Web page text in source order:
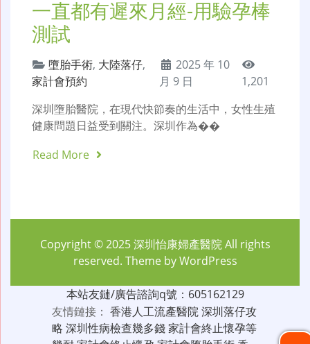
一直都有遲來月經-用驗孕棒
測試
墮胎手術, 大陸落仔,
家計會預約
2025 年 10
月 9 日
1,201
深圳墮胎醫院，在現代快節奏的生活中，女性生殖
健康問題日益受到關注。深圳作為��
Read More
Copyright © 2025深圳怡康婦產醫院All rights
reserved. Theme byWordPress
本站友鏈/廣告諮詢q號：605162129
友情鏈接： 香港人工流產醫院深圳落仔攻
略 深圳性病檢查幾多錢家計會終止懷孕等